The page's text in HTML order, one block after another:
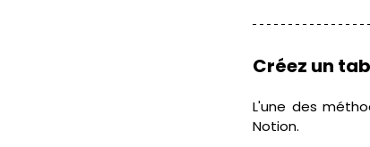
Créez un
L'une des
Notion.